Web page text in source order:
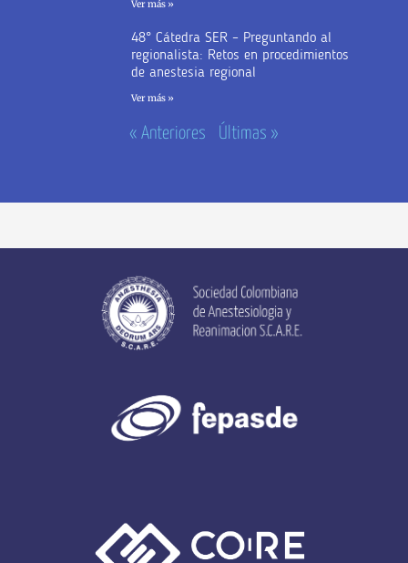
Ver más »
48° Cátedra SER – Preguntando al
regionalista: Retos en procedimientos
de anestesia regional
Ver más »
« Anteriores Últimas »